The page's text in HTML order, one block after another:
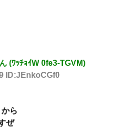
(ﾜｯﾁｮｲW 0fe3-TGVM)
ID:JEnkoCGf0
ら
ぜ